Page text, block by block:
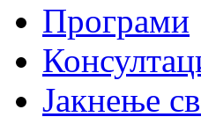
Програми
Јакнење